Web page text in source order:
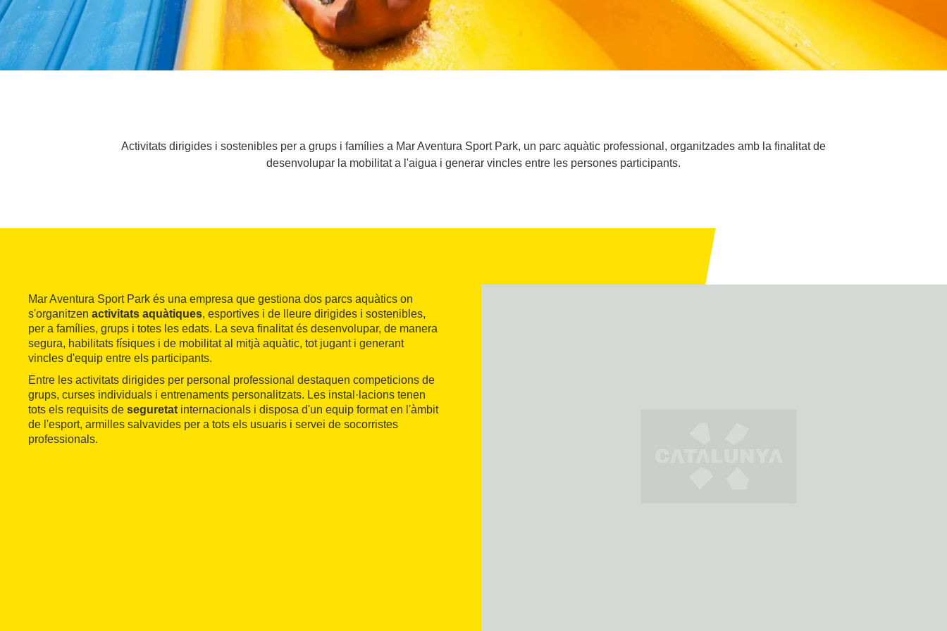
Activitats dirigides i sostenibles per a grups i famílies a Mar Aventura Sport Park, un parc aquàtic professional, organitzades amb la finalitat de
desenvolupar la mobilitat a l'aigua i generar vincles entre les persones participants.
Mar Aventura Sport Park és una empresa que gestiona dos parcs aquàtics on
s'organitzen activitats aquàtiques, esportives i de lleure dirigides i sostenibles,
per a famílies, grups i totes les edats. La seva finalitat és desenvolupar, de manera
segura, habilitats físiques i de mobilitat al mitjà aquàtic, tot jugant i generant
vincles d'equip entre els participants.
Entre les activitats dirigides per personal professional destaquen competicions de
grups, curses individuals i entrenaments personalitzats. Les instal·lacions tenen
tots els requisits de seguretat internacionals i disposa d'un equip format en l'àmbit
de l'esport, armilles salvavides per a tots els usuaris i servei de socorristes
professionals.